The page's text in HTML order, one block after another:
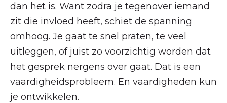
dan het is. Want zodra je tegenover iemand
zit die invloed heeft, schiet de spanning
omhoog. Je gaat te snel praten, te veel
uitleggen, of juist zo voorzichtig worden dat
het gesprek nergens over gaat. Dat is een
vaardigheidsprobleem. En vaardigheden kun
je ontwikkelen.